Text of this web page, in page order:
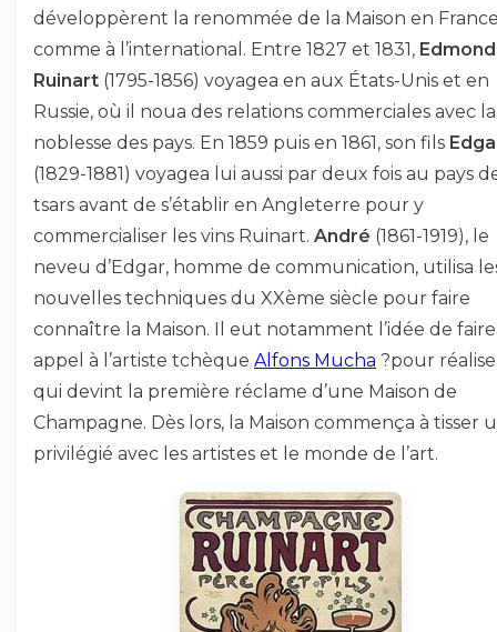
développèrent la renommée de la Maison en
comme à l’international. Entre 1827 et 1831, Edmond
Ruinart (1795-1856) voyagea en aux États-Unis et en
Russie, où il noua des relations commerciales avec la
noblesse des pays. En 1859 puis en 1861, son fils
(1829-1881) voyagea lui aussi par deux fois au pays
tsars avant de s’établir en Angleterre pour y
commercialiser les vins Ruinart. André (1861-1919), le
neveu d’Edgar, homme de communication, utilisa
nouvelles techniques du XXème siècle pour faire
connaître la Maison. Il eut notamment l’idée de faire
appel à l’artiste tchèque Alfons Mucha ?pour
qui devint la première réclame d’une Maison de
Champagne. Dès lors, la Maison commença à tisser
privilégié avec les artistes et le monde de l’art.